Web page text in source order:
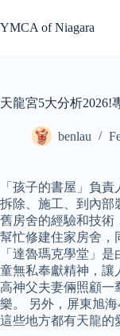
to
content
YMCA of Niagara
天龍宮5大分析
benlau
「孩子的書屋」負
拆除、施工、到內部
舊房舍的經驗和技術
幫忙修建住家房舍，
「達魯瑪克學堂」
童無私奉獻精神，讓
高神父夫妻倆照顧一
樂。 另外，屏東旭
這些地方都有天龍的